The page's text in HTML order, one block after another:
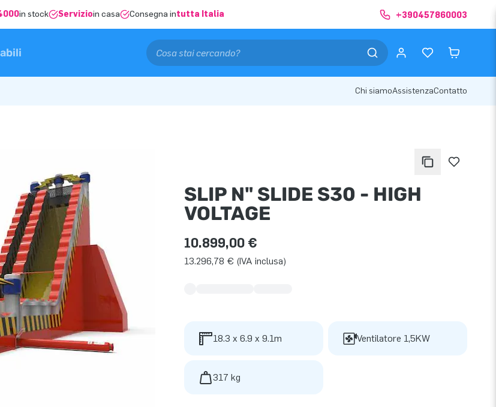
in stock Servizioin casa Consegna intutta Italia +390457860003
Chi siamoAssistenzaContatto
SLIP N" SLIDE S30 - HIGH
VOLTAGE
10.899,00 €
13.296,78 € (IVA inclusa)
18.3 x 6.9 x 9.1m Ventilatore 1,5KW
317 kg